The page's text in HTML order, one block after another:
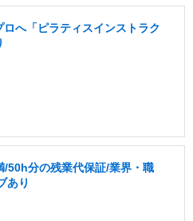
へ「ピラティスインストラク
50h分の残業代保証/業界・職
あり